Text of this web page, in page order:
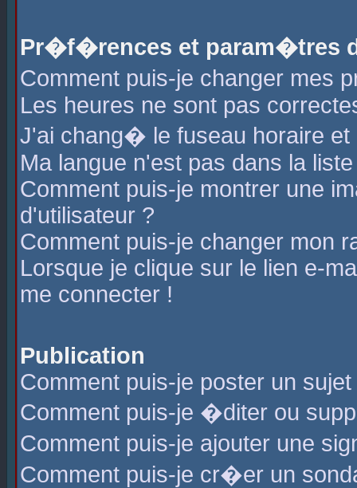
Pr�f�rences et param�tres
Comment puis-je changer mes
Les heures ne sont pas
J'ai chang� le fuseau horaire
Ma langue n'est pas dans la
Comment puis-je montrer une
d'utilisateur ?
Comment puis-je changer mon
Lorsque je clique sur le lien e-
me connecter !
Publication
Comment puis-je poster un
Comment puis-je �diter ou
Comment puis-je ajouter une
Comment puis-je cr�er un